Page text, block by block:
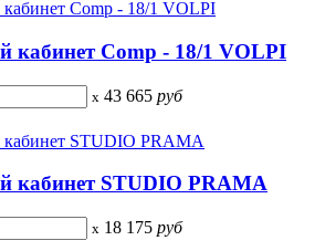
кабинет Comp - 18/1 VOLPI
x 43 665 руб
кабинет STUDIO PRAMA
x 18 175 руб